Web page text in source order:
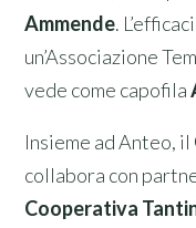
Ammende.
un’Associazione
vede come capofila
Insieme ad Anteo, il
collabora con
Cooperativa